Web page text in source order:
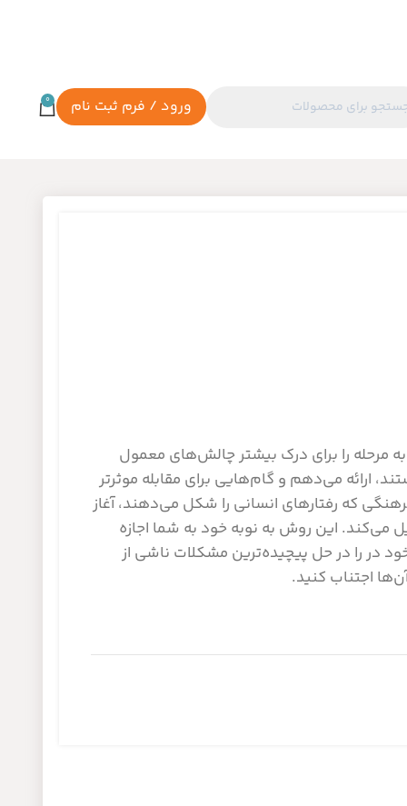
ورود / فرم ثبت نام 0
مرحله را برای درک بیشتر چالش‌های معمول
ارائه می‌دهم و گام‌هایی برای مقابله موثرتر
که رفتارهای انسانی را شکل می‌دهند، آغاز
می‌کند. این روش به نوبه خود به شما اجازه
در را در حل پیچیده‌ترین مشکلات ناشی از
اجتناب کنید.